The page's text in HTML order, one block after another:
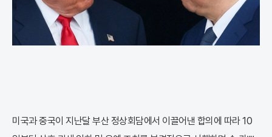
미국과 중국이 지난달 부산 정상회담에서 이끌어낸 합의에 따라 10